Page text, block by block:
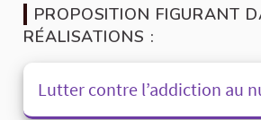
PROPOSITION FIGURANT
RÉALISATIONS :
Lutter contre l’addiction au